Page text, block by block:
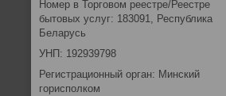
Номер в Торговом реестре/Реестре
бытовых услуг: 183091, Республика
Беларусь
УНП: 192939798
Регистрационный орган: Минский
горисполком